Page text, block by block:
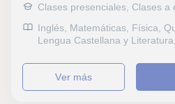
Clases presenciales, Clases a
Inglés, Matemáticas, Física,
Lengua Castellana y
CAE Certificate in Advanced
Proficiency in English,
Graduado escolar, B1 PET,
ver más